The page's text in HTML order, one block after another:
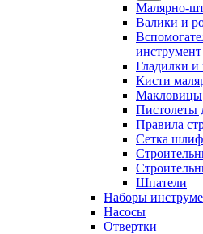
Малярно-
Валики и
инструмент
Гладилки и
Кисти
Макловицы
Пистолеты
Правила
Сетка
Шпатели
Наборы
Насосы
Отвертки